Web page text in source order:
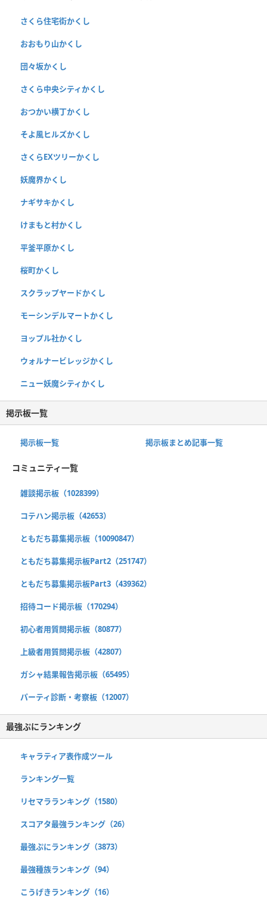
さくら住宅街かくし
おおもり山かくし
団々坂かくし
さくら中央シティかくし
おつかい横丁かくし
そよ風ヒルズかくし
さくらEXツリーかくし
妖魔界かくし
ナギサキかくし
けまもと村かくし
平釜平原かくし
桜町かくし
スクラップヤードかくし
モーシンデルマートかくし
ヨップル社かくし
ウォルナービレッジかくし
ニュー妖魔シティかくし
掲示板一覧
掲示板一覧 掲示板まとめ記事一覧
コミュニティ一覧
雑談掲示板（1028399）
コテハン掲示板（42653）
ともだち募集掲示板（10090847）
ともだち募集掲示板Part2（251747）
ともだち募集掲示板Part3（439362）
招待コード掲示板（170294）
初心者用質問掲示板（80877）
上級者用質問掲示板（42807）
ガシャ結果報告掲示板（65495）
パーティ診断・考察板（12007）
最強ぷにランキング
キャラティア表作成ツール
ランキング一覧
リセマラランキング（1580）
スコアタ最強ランキング（26）
最強ぷにランキング（3873）
最強種族ランキング（94）
こうげきランキング（16）